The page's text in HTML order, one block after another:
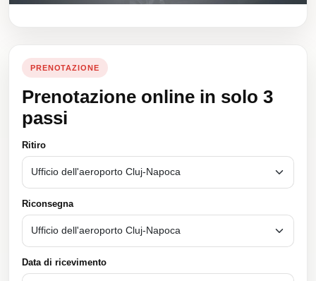
PRENOTAZIONE
Prenotazione online in solo 3
passi
Ritiro
Riconsegna
Data di ricevimento